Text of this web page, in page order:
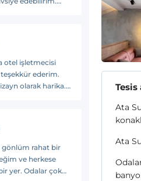
otel işletmecisi
ederim.
olarak harika.
gönlüm rahat bir
ve herkese
yer. Odalar çok
Tesis
Ata
Ata